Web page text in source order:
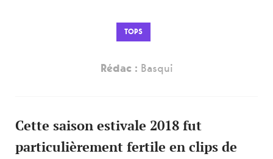
TOPS
Rédac : Basqui
Cette saison estivale 2018 fut
particulièrement fertile en clips de